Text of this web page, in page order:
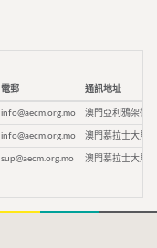
電郵 通訊地址
info@aecm.org.mo 澳門亞利鴉架街9
info@aecm.org.mo 澳門慕拉士大馬
sup@aecm.org.mo 澳門慕拉士大馬